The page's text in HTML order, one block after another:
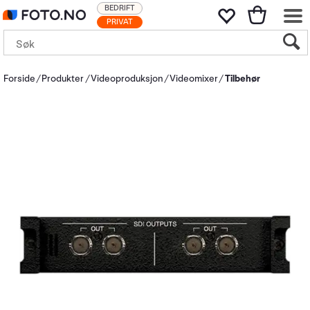
PRIVAT
BEDRIFT
Forside Produkter Videoproduksjon Videomixer Tilbehør